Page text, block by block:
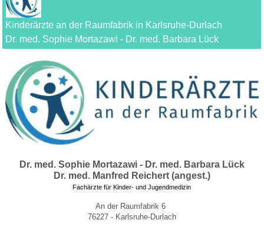
Kinderärzte an der Raumfabrik in Karlsruhe-Durlach
Dr. med. Sophie Mortazawi - Dr. med. Barbara Lück
Dr. med. Sophie Mortazawi - Dr. med. Barbara Lück
Dr. med. Manfred Reichert (angest.)
Fachärzte für Kinder- und Jugendmedizin
An der Raumfabrik 6
76227 - Karlsruhe-Durlach